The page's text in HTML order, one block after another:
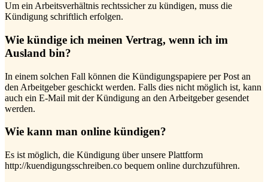
Um ein Arbeitsverhältnis rechtssicher zu kündigen, muss die
Kündigung schriftlich erfolgen.
Wie kündige ich meinen Vertrag, wenn ich im
Ausland bin?
In einem solchen Fall können die Kündigungspapiere per Post an
den Arbeitgeber geschickt werden. Falls dies nicht möglich ist, kann
auch ein E-Mail mit der Kündigung an den Arbeitgeber gesendet
werden.
Wie kann man online kündigen?
Es ist möglich, die Kündigung über unsere Plattform
http://kuendigungsschreiben.co bequem online durchzuführen.